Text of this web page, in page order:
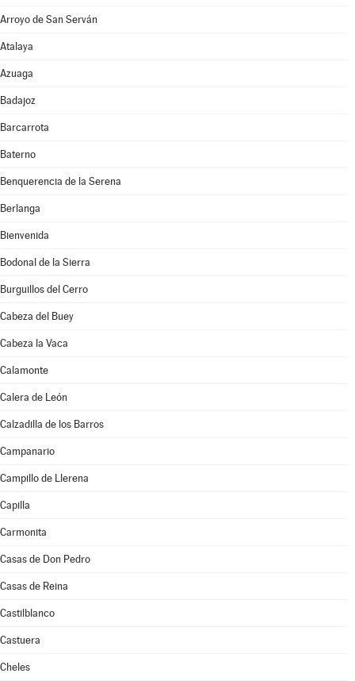
Arroyo de San Serván
Atalaya
Azuaga
Badajoz
Barcarrota
Baterno
Benquerencia de la Serena
Berlanga
Bienvenida
Bodonal de la Sierra
Burguillos del Cerro
Cabeza del Buey
Cabeza la Vaca
Calamonte
Calera de León
Calzadilla de los Barros
Campanario
Campillo de Llerena
Capilla
Carmonita
Casas de Don Pedro
Casas de Reina
Castilblanco
Castuera
Cheles